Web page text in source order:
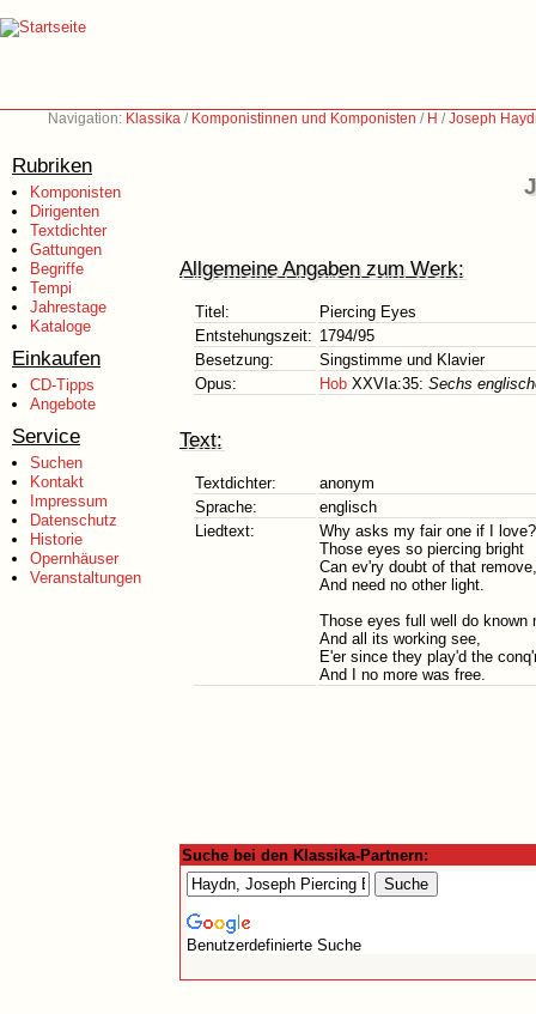
Navigation: Klassika / Komponistinnen und Komponisten / H /Joseph
Rubriken
Komponisten
Dirigenten
Textdichter
Gattungen
Begriffe
Tempi
Jahrestage
Kataloge
Einkaufen
CD-Tipps
Angebote
Service
Suchen
Kontakt
Impressum
Datenschutz
Historie
Opernhäuser
Veranstaltungen
Allgemeine Angaben zum Werk:
Titel:
Piercing Eyes
Entstehungszeit: 1794/95
Besetzung:
Singstimme und Klavier
Opus:
Hob XXVIa:35: Sechs
Text:
Textdichter:
anonym
Sprache:
englisch
Liedtext:
Why asks my fair one if I love?
Those eyes so piercing bright
Can ev'ry doubt of that remove,
And need no other light.
Those eyes full well do known
And all its working see,
E'er since they play'd the
And I no more was free.
Suche bei den Klassika-Partnern:
Benutzerdefinierte Suche